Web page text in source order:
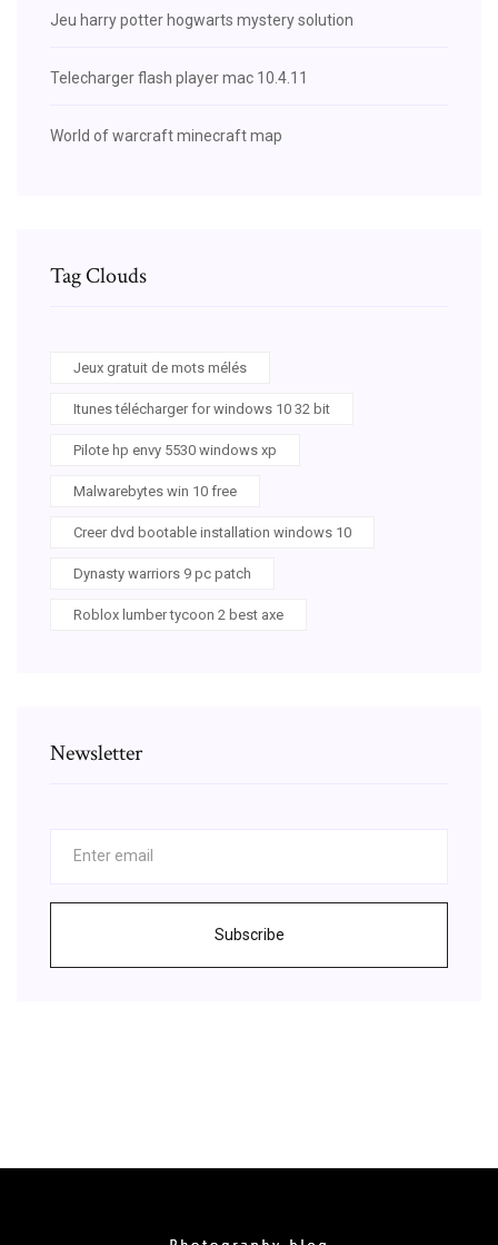
Jeu harry potter hogwarts mystery solution
Telecharger flash player mac 10.4.11
World of warcraft minecraft map
Tag Clouds
Jeux gratuit de mots mélés
Itunes télécharger for windows 10 32 bit
Pilote hp envy 5530 windows xp
Malwarebytes win 10 free
Creer dvd bootable installation windows 10
Dynasty warriors 9 pc patch
Roblox lumber tycoon 2 best axe
Newsletter
Subscribe